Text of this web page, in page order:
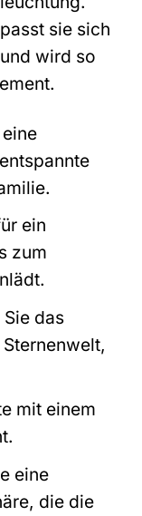
sie sich
wird so
ein
zum
das
mit einem
eine
die die